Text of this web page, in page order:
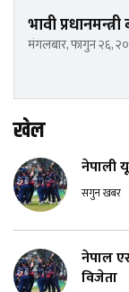
भावी
मंगलबार, फागुन २६,
खेल
नेपाली
सगुन खबर
नेपाल
विजेता